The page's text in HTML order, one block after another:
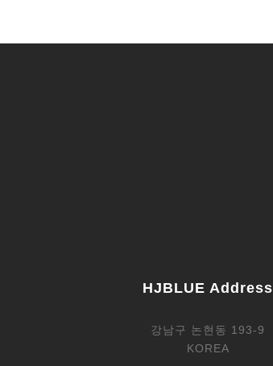
HJBLUE Address
강남구 논현동 193-9
KOREA